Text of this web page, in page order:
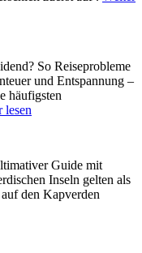
So Reiseprobleme
und Entspannung –
häufigsten
lesen
Guide mit
Inseln gelten als
den Kapverden